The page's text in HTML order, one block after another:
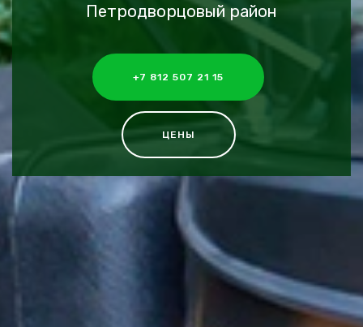
Петродворцовый район
+7 812 507 21 15
ЦЕНЫ